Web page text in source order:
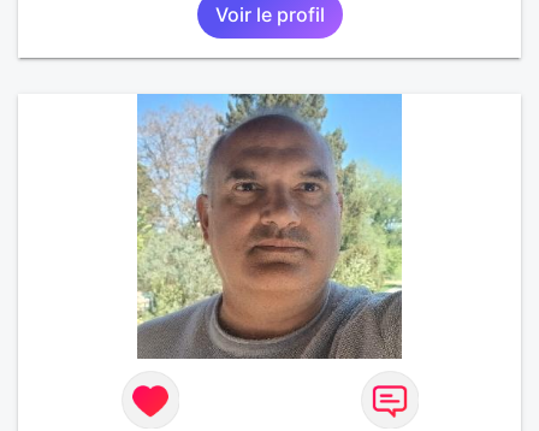
Voir le profil